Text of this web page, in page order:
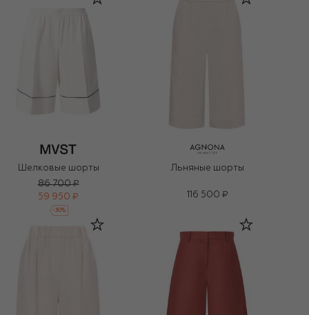
Шелковые шорты
86 700 ₽
59 950 ₽
-30%
Льняные шорты
116 500 ₽